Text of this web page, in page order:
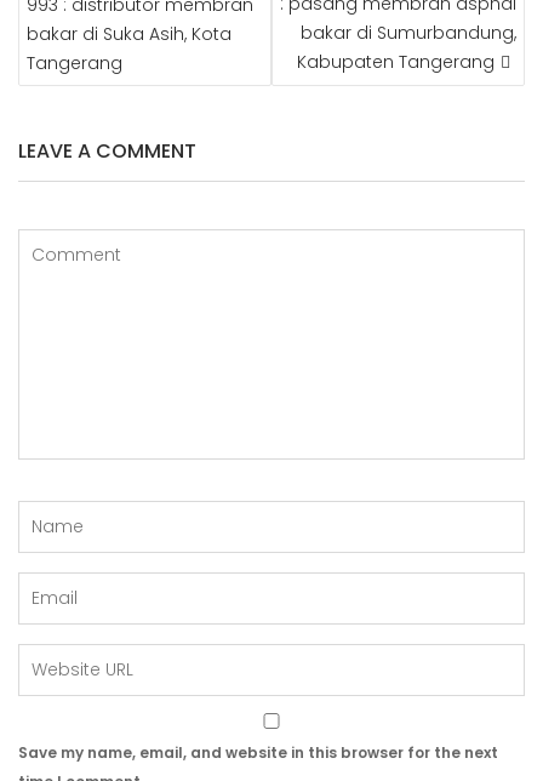
b
o
o
k
r e
r
r
e
st
dI r
bakar di Suka Asih, Kota
Tangerang
bakar di Sumurbandung,
Kabupaten Tangerang
LEAVE A COMMENT
Save my name, email, and website in this browser for the next